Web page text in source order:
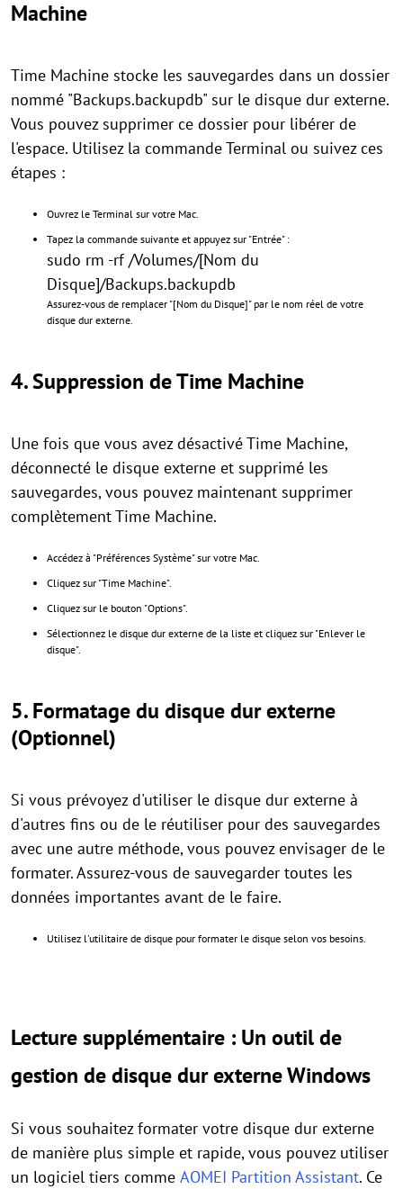
Machine
Time Machine stocke les sauvegardes dans un dossier
nommé "Backups.backupdb" sur le disque dur externe.
Vous pouvez supprimer ce dossier pour libérer de
l'espace. Utilisez la commande Terminal ou suivez ces
étapes :
Ouvrez le Terminal sur votre Mac.
Tapez la commande suivante et appuyez sur "Entrée" :
sudo rm -rf /Volumes/[Nom du
Disque]/Backups.backupdb
Assurez-vous de remplacer "[Nom du Disque]" par le nom réel de votre
disque dur externe.
4. Suppression de Time Machine
Une fois que vous avez désactivé Time Machine,
déconnecté le disque externe et supprimé les
sauvegardes, vous pouvez maintenant supprimer
complètement Time Machine.
Accédez à "Préférences Système" sur votre Mac.
Cliquez sur "Time Machine".
Cliquez sur le bouton "Options".
Sélectionnez le disque dur externe de la liste et cliquez sur "Enlever le
disque".
5. Formatage du disque dur externe
(Optionnel)
Si vous prévoyez d'utiliser le disque dur externe à
d'autres fins ou de le réutiliser pour des sauvegardes
avec une autre méthode, vous pouvez envisager de le
formater. Assurez-vous de sauvegarder toutes les
données importantes avant de le faire.
Utilisez l'utilitaire de disque pour formater le disque selon vos besoins.
Lecture supplémentaire : Un outil de
gestion de disque dur externe Windows
Si vous souhaitez formater votre disque dur externe
de manière plus simple et rapide, vous pouvez utiliser
un logiciel tiers comme AOMEI Partition Assistant. Ce